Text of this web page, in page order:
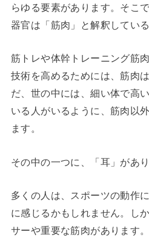
らゆる要素があります。そこ
器官は「筋肉」と解釈してい
筋トレや体幹トレーニング筋
技術を高めるためには、筋肉
だ、世の中には、細い体で高
いる人がいるように、筋肉以
ます。
その中の一つに、「耳」があり
多くの人は、スポーツの動作
に感じるかもしれません。し
サーや重要な筋肉があります。